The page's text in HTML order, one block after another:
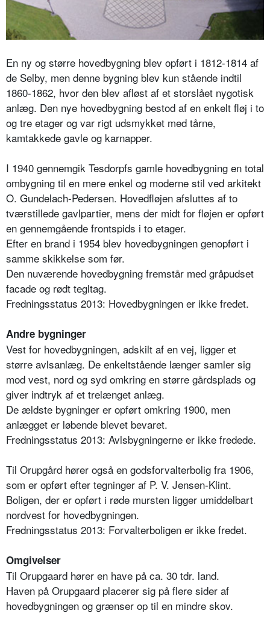
En ny og større hovedbygning blev opført i 1812-1814 af
de Selby, men denne bygning blev kun stående indtil
1860-1862, hvor den blev afløst af et storslået nygotisk
anlæg. Den nye hovedbygning bestod af en enkelt fløj i to
og tre etager og var rigt udsmykket med tårne,
kamtakkede gavle og karnapper.
I 1940 gennemgik Tesdorpfs gamle hovedbygning en total
ombygning til en mere enkel og moderne stil ved arkitekt
O. Gundelach-Pedersen. Hovedfløjen afsluttes af to
tværstillede gavlpartier, mens der midt for fløjen er opført
en gennemgående frontspids i to etager.
Efter en brand i 1954 blev hovedbygningen genopført i
samme skikkelse som før.
Den nuværende hovedbygning fremstår med gråpudset
facade og rødt tegltag.
Fredningsstatus 2013: Hovedbygningen er ikke fredet.
Andre bygninger
Vest for hovedbygningen, adskilt af en vej, ligger et
større avlsanlæg. De enkeltstående længer samler sig
mod vest, nord og syd omkring en større gårdsplads og
giver indtryk af et trelænget anlæg.
De ældste bygninger er opført omkring 1900, men
anlægget er løbende blevet bevaret.
Fredningsstatus 2013: Avlsbygningerne er ikke fredede.
Til Orupgård hører også en godsforvalterbolig fra 1906,
som er opført efter tegninger af P. V. Jensen-Klint.
Boligen, der er opført i røde mursten ligger umiddelbart
nordvest for hovedbygningen.
Fredningsstatus 2013: Forvalterboligen er ikke fredet.
Omgivelser
Til Orupgaard hører en have på ca. 30 tdr. land.
Haven på Orupgaard placerer sig på flere sider af
hovedbygningen og grænser op til en mindre skov.